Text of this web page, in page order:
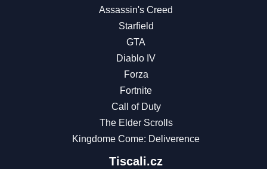
Assassin's Creed
Starfield
GTA
Diablo IV
Forza
Fortnite
Call of Duty
The Elder Scrolls
Kingdome Come: Deliverence
Tiscali.cz